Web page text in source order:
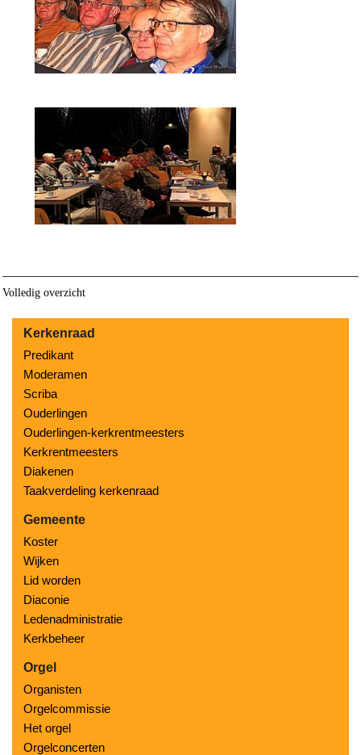
Volledig overzicht
Kerkenraad
Predikant
Moderamen
Scriba
Ouderlingen
Ouderlingen-kerkrentmeesters
Kerkrentmeesters
Diakenen
Taakverdeling kerkenraad
Gemeente
Koster
Wijken
Lid worden
Diaconie
Ledenadministratie
Kerkbeheer
Orgel
Organisten
Orgelcommissie
Het orgel
Orgelconcerten